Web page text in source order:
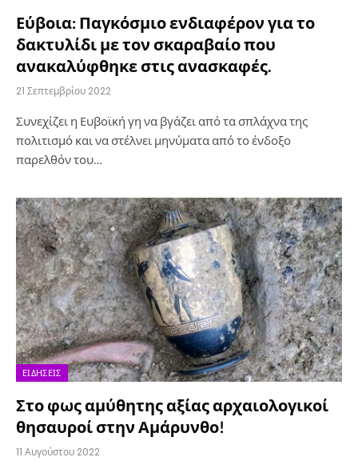
Εύβοια: Παγκόσμιο ενδιαφέρον για το
δακτυλίδι με τον σκαραβαίο που
ανακαλύφθηκε στις ανασκαφές.
21 Σεπτεμβρίου 2022
Συνεχίζει η Ευβοϊκή γη να βγάζει από τα σπλάχνα της
πολιτισμό και να στέλνει μηνύματα από το ένδοξο
παρελθόν του…
ΕΙΔΉΣΕΙΣ
Στο φως αμύθητης αξίας αρχαιολογικοί
θησαυροί στην Αμάρυνθο!
11 Αυγούστου 2022